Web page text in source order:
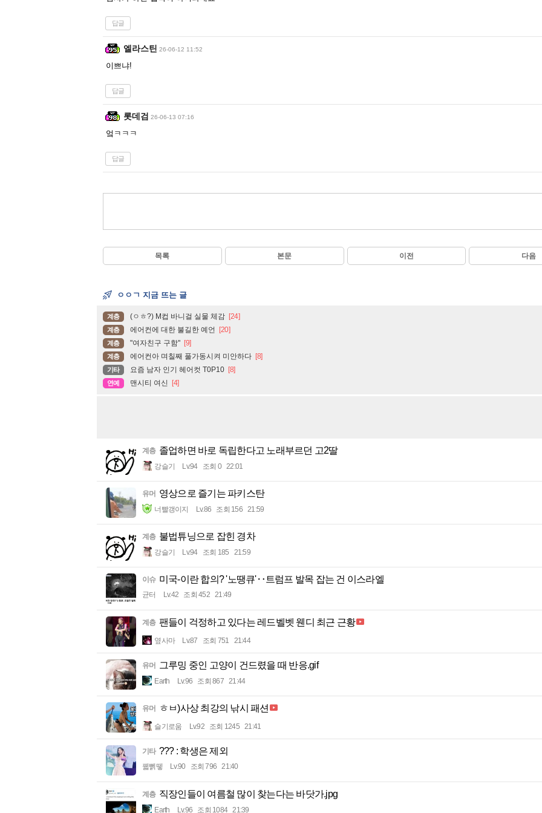
답글
엘라스틴 26-06-12 11:52
이쁘냐!
답글
롯데검 26-06-13 07:16
엌ㅋㅋㅋ
답글
목록 본문 이전 다음
ㅇㅇㄱ 지금 뜨는 글
계층 (ㅇㅎ?) M컵 바니걸 실물 체감 [24]
계층 에어컨에 대한 불길한 예언 [20]
계층 "여자친구 구함" [9]
계층 에어컨아 며칠째 풀가동시켜 미안하다 [8]
기타 요즘 남자 인기 헤어컷 T0P10 [8]
연예 맨시티 여신 [4]
계층 졸업하면 바로 독립한다고 노래부르던 고2딸
강슬기 Lv.94 조회 0 22:01
유머 영상으로 즐기는 파키스탄
너빨갱이지 Lv.86 조회 156 21:59
계층 불법튜닝으로 잡힌 경차
강슬기 Lv.94 조회 185 21:59
이슈 미국-이란 합의? '노땡큐'‥트럼프 발목 잡는 건 이스라엘
균터 Lv.42 조회 452 21:49
계층 팬들이 걱정하고 있다는 레드벨벳 웬디 최근 근황
옆사마 Lv.87 조회 751 21:44
유머 그루밍 중인 고양이 건드렸을 때 반응.gif
Earth Lv.96 조회 867 21:44
유머 ㅎㅂ)사상 최강의 낚시 패션
슬기로움 Lv.92 조회 1245 21:41
기타 ??? : 학생은 제외
꿻뻵뗗 Lv.90 조회 796 21:40
계층 직장인들이 여름철 많이 찾는다는 바닷가.jpg
Earth Lv.96 조회 1084 21:39